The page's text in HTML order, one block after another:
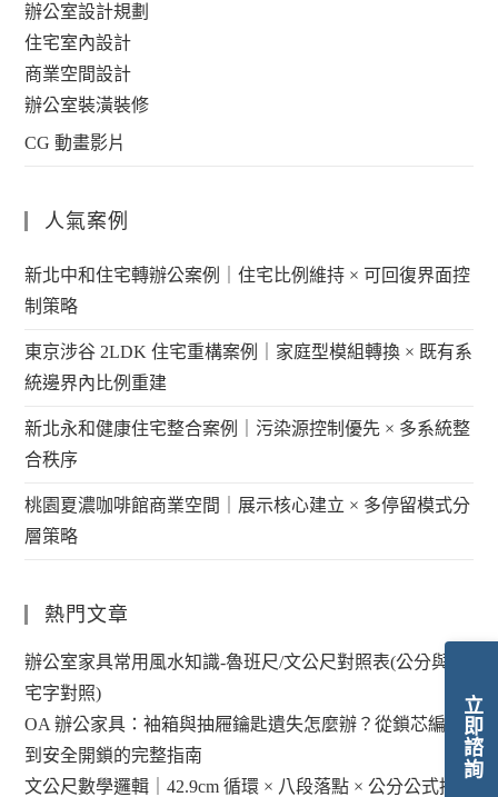
立即諮詢
辦公室設計規劃
住宅室內設計
商業空間設計
辦公室裝潢裝修
CG 動畫影片
人氣案例
新北中和住宅轉辦公案例｜住宅比例維持 × 可回復界面控
制策略
東京涉谷 2LDK 住宅重構案例｜家庭型模組轉換 × 既有系
統邊界內比例重建
新北永和健康住宅整合案例｜污染源控制優先 × 多系統整
合秩序
桃園夏濃咖啡館商業空間｜展示核心建立 × 多停留模式分
層策略
熱門文章
辦公室家具常用風水知識-魯班尺/文公尺對照表(公分與陽
宅字對照)
OA 辦公家具：袖箱與抽屜鑰匙遺失怎麼辦？從鎖芯編碼
到安全開鎖的完整指南
文公尺數學邏輯｜42.9cm 循環 × 八段落點 × 公分公式換